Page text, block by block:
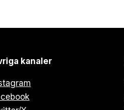
kanaler